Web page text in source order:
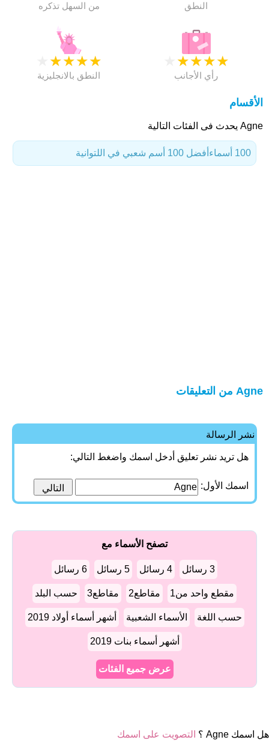
من السهل تذكره النطق
★
★
★
★
النطق بالانجليزية
★
★
★
★
رأي الأجانب
الأقسام
Agne يحدث فى الفئات التالية
أفضل 100 أسم شعبي في اللتوانية 100 أسماء
Agne من التعليقات
نشر الرسالة
هل تريد نشر تعليق أدخل اسمك واضغط التالي:
اسمك الأول:
تصفح الأسماء مع
3 رسائل 4 رسائل 5 رسائل 6 رسائل
مقطع واحد من1 مقاطع2 مقاطع3 حسب البلد
حسب اللغة الأسماء الشعبية أشهر أسماء أولاد 2019
أشهر أسماء بنات 2019
عرض جميع الفئات
هل اسمك Agne ؟ التصويت على اسمك